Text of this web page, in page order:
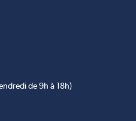
de 9h à 18h)